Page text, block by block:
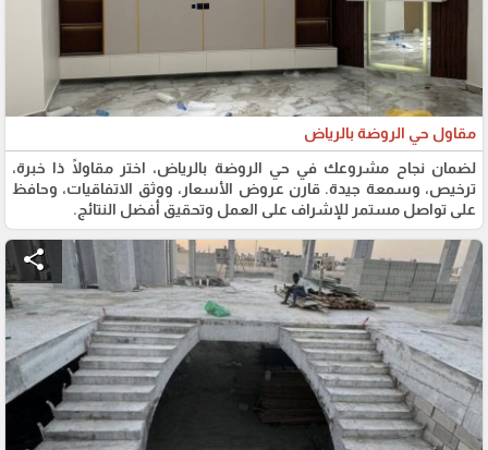
مقاول حي الروضة بالرياض
لضمان نجاح مشروعك في حي الروضة بالرياض، اختر مقاولًا ذا خبرة،
ترخيص، وسمعة جيدة. قارن عروض الأسعار، ووثق الاتفاقيات، وحافظ
على تواصل مستمر للإشراف على العمل وتحقيق أفضل النتائج.
share